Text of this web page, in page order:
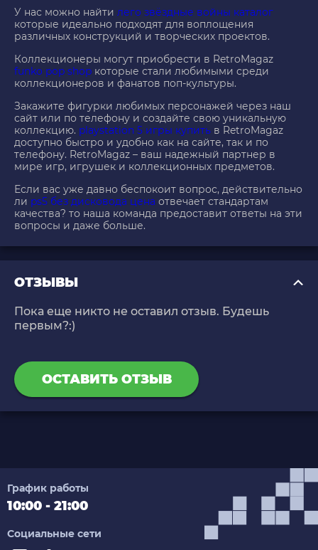
У нас можно найти лего звёздные войны каталог
которые идеально подходят для воплощения
различных конструкций и творческих проектов.
Коллекционеры могут приобрести в RetroMagaz
funko pop shop которые стали любимыми среди
коллекционеров и фанатов поп-культуры.
Закажите фигурки любимых персонажей через наш
сайт или по телефону и создайте свою уникальную
коллекцию. playstation 5 игры купить в RetroMagaz
доступно быстро и удобно как на сайте, так и по
телефону. RetroMagaz – ваш надежный партнер в
мире игр, игрушек и коллекционных предметов.
Если вас уже давно беспокоит вопрос, действительно
ли ps5 без дисковода цена отвечает стандартам
качества? то наша команда предоставит ответы на эти
вопросы и даже больше.
ОТЗЫВЫ
Пока еще никто не оставил отзыв. Будешь
первым?:)
ОСТАВИТЬ ОТЗЫВ
График работы
10:00 - 21:00
Социальные сети